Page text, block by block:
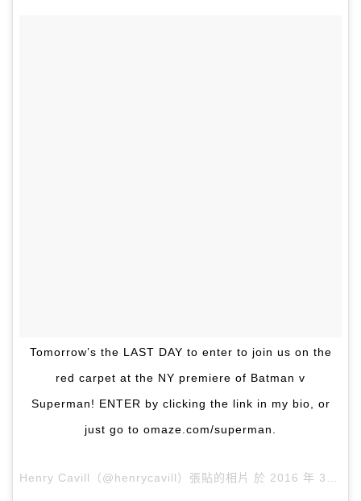
Tomorrow’s the LAST DAY to enter to join us on the
red carpet at the NY premiere of Batman v
Superman! ENTER by clicking the link in my bio, or
just go to omaze.com/superman.
Henry Cavill（@henrycavill）張貼的相片 於 2016 年 3月 月 14 9:00上午 PDT